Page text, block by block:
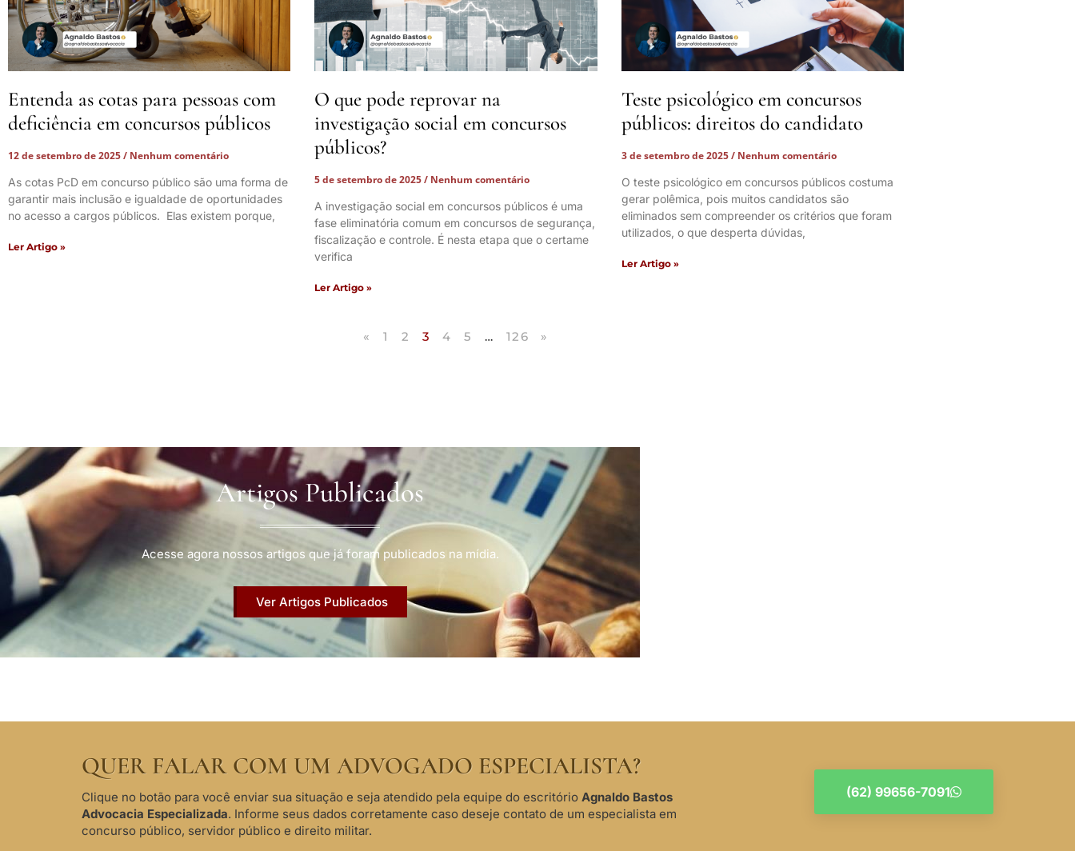
Entenda as cotas para pessoas com
deficiência em concursos públicos
12 de setembro de 2025
Nenhum comentário
As cotas PcD em concurso público são uma forma de
garantir mais inclusão e igualdade de oportunidades
no acesso a cargos públicos. Elas existem porque,
Ler Artigo »
O que pode reprovar na
investigação social em concursos
públicos?
5 de setembro de 2025 Nenhum comentário
A investigação social em concursos públicos é uma
fase eliminatória comum em concursos de segurança,
fiscalização e controle. É nesta etapa que o certame
verifica
Ler Artigo »
Teste psicológico em concursos
públicos: direitos do candidato
3 de setembro de 2025 Nenhum comentário
O teste psicológico em concursos públicos costuma
gerar polêmica, pois muitos candidatos são
eliminados sem compreender os critérios que foram
utilizados, o que desperta dúvidas,
Ler Artigo »
« 1 2 3 4 5 … 126 »
Artigos Publicados
Acesse agora nossos artigos que já foram publicados na mídia.
Ver Artigos Publicados
QUER FALAR COM UM ADVOGADO ESPECIALISTA?
Clique no botão para você enviar sua situação e seja atendido pela equipe do escritório Agnaldo Bastos
Advocacia Especializada. Informe seus dados corretamente caso deseje contato de um especialista em
concurso público, servidor público e direito militar.
(62) 99656-7091